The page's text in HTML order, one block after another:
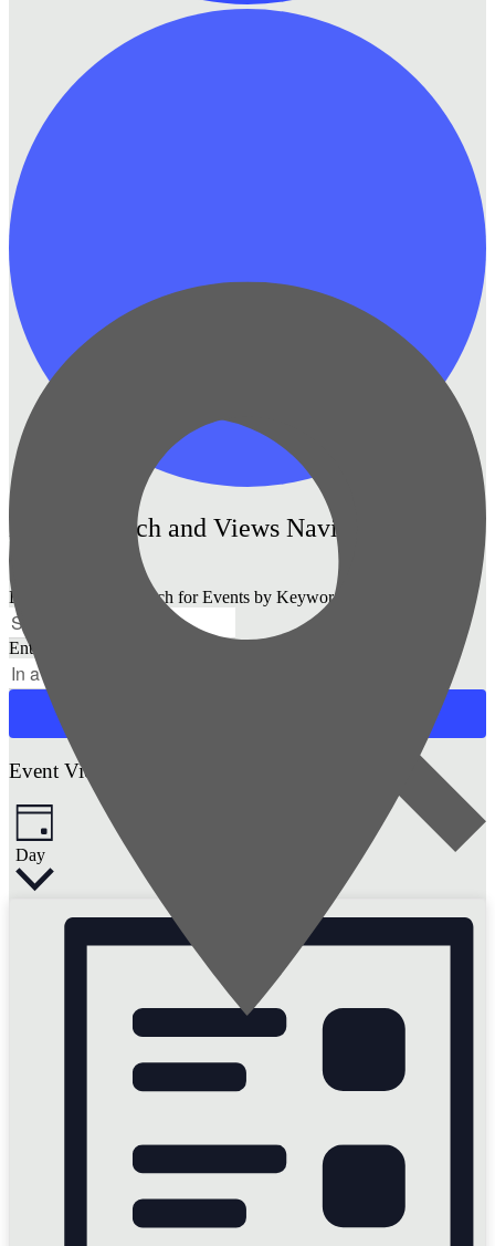
Events Search and Views Navigation
Enter Keyword. Search for Events by Keyword.
Enter Location. Search for Events by Location.
Event Views Navigation
Day